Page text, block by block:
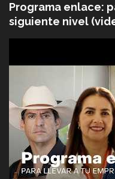
Programa enlace:
siguiente nivel